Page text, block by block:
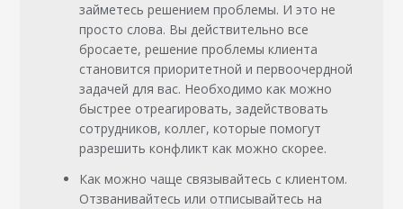
займетесь решением проблемы. И это не
просто слова. Вы действительно все
бросаете, решение проблемы клиента
становится приоритетной и первоочердной
задачей для вас. Необходимо как можно
быстрее отреагировать, задействовать
сотрудников, коллег, которые помогут
разрешить конфликт как можно скорее.
Как можно чаще связывайтесь с клиентом.
Отзванивайтесь или отписывайтесь на